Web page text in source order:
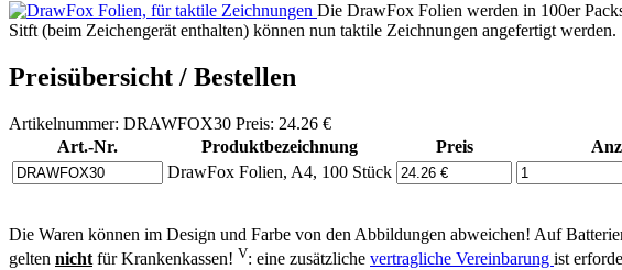
Die DrawFox Folien werden in 100er
Sitft (beim Zeichengerät enthalten) können nun taktile Zeichnungen angefertigt werden.
Preisübersicht / Bestellen
Artikelnummer: DRAWFOX30 Preis: 24.26 €
Art.-Nr.
Produktbezeichnung Preis
DrawFox Folien, A4, 100 Stück
Die Waren können im Design und Farbe von den Abbildungen abweichen! Auf
gelten nicht für Krankenkassen! V: eine zusätzliche vertragliche Vereinbarung ist